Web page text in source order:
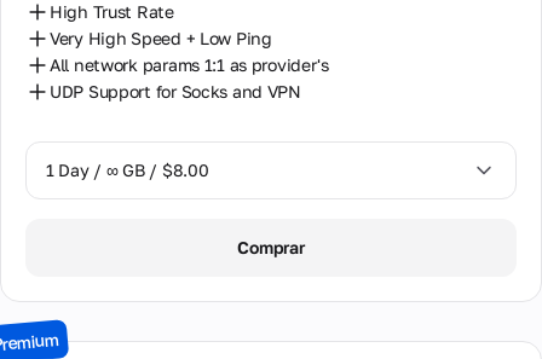
High Trust Rate
Very High Speed + Low Ping
All network params 1:1 as provider's
UDP Support for Socks and VPN
1 Day / ∞ GB / $8.00
3 Days / ∞ GB / $21.00
Comprar